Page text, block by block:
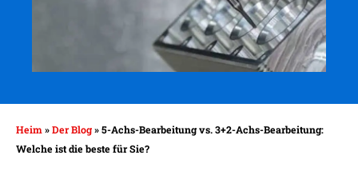
Heim »Der Blog»5-Achs-Bearbeitung vs. 3+2-Achs-Bearbeitung:
Welche ist die beste für Sie?